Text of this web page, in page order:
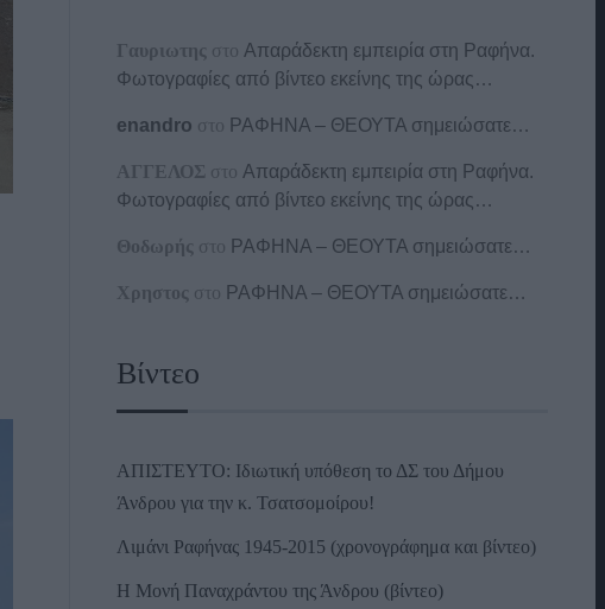
Γαυριωτης στοΑπαράδεκτη εμπειρία στη Ραφήνα.
Φωτογραφίες από βίντεο εκείνης της ώρας…
enandro στο ΡΑΦΗΝΑ – ΘΕΟΥΤΑ σημειώσατε…
ΑΓΓΕΛΟΣ στοΑπαράδεκτη εμπειρία στη Ραφήνα.
Φωτογραφίες από βίντεο εκείνης της ώρας…
Θοδωρής στο ΡΑΦΗΝΑ – ΘΕΟΥΤΑ σημειώσατε…
Χρηστος στο ΡΑΦΗΝΑ – ΘΕΟΥΤΑ σημειώσατε…
Βίντεο
ΑΠΙΣΤΕΥΤΟ: Ιδιωτική υπόθεση το ΔΣ του Δήμου
Άνδρου για την κ. Τσατσομοίρου!
Λιμάνι Ραφήνας 1945-2015 (χρονογράφημα και βίντεο)
Η Μονή Παναχράντου της Άνδρου (βίντεο)